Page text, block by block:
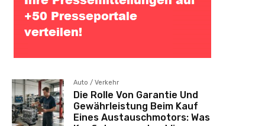
Auto / Verkehr
Die Rolle Von Garantie Und
Gewährleistung Beim Kauf
Eines Austauschmotors: Was